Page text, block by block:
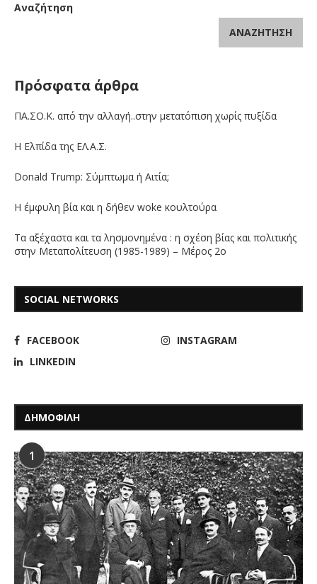
Αναζήτηση
ΑΝΑΖΉΤΗΣΗ
Πρόσφατα άρθρα
ΠΑ.ΣΟ.Κ. από την αλλαγή..στην μετατόπιση χωρίς πυξίδα
Η Ελπίδα της ΕΛ.Α.Σ.
Donald Trump: Σύμπτωμα ή Αιτία;
Η έμφυλη βία και η δήθεν woke κουλτούρα
Τα αξέχαστα και τα λησμονημένα : η σχέση βίας και πολιτικής
στην Μεταπολίτευση (1985-1989) – Μέρος 2ο
SOCIAL NETWORKS
FACEBOOK
INSTAGRAM
LINKEDIN
ΔΗΜΟΦΙΛΗ
1